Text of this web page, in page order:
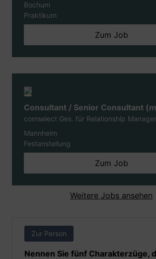
Bochum
Praktikum
Zum Job
Consultant / Senior Consultant
comselect Ges. für Relationship
Mannheim
Festanstellung
Zum Job
Weitere Jobs ansehen
Zur Person
Nennen Sie fünf Charakterzüge,